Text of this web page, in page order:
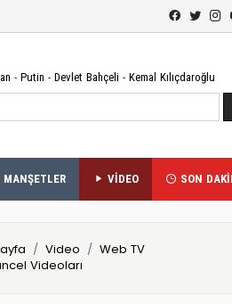
- Putin - Devlet Bahçeli - Kemal Kılıçdaroğlu
MANŞETLER VİDEO SON
Video
Web TV
Videoları